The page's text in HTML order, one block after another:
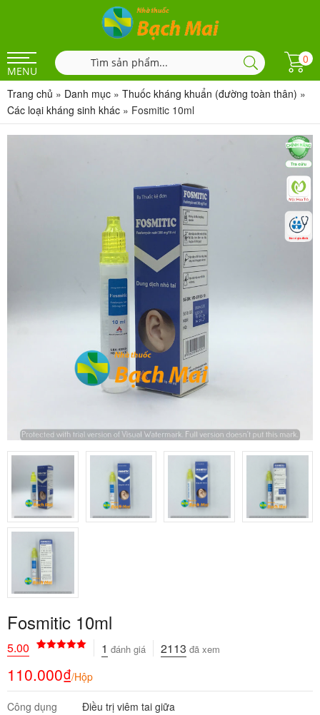
MENU
0
Trang chủ » Danh mục » Thuốc kháng khuẩn (đường toàn thân) »
Các loại kháng sinh khác » Fosmitic 10ml
Fosmitic 10ml
5.00
đánh giá
1 đánh giá 2113 đã xem
110.000₫/Hộp
Công dụng
Điều trị viêm tai giữa